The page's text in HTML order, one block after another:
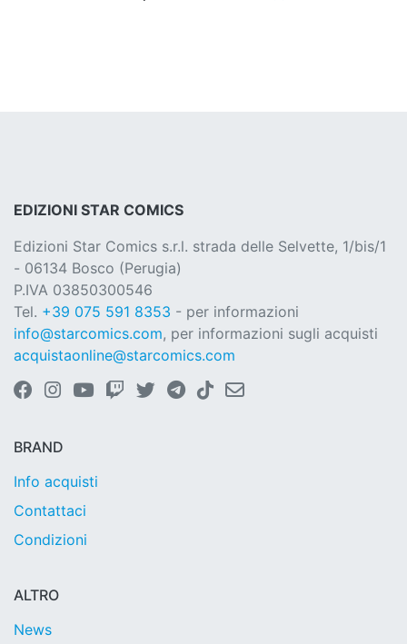
EDIZIONI STAR COMICS
Edizioni Star Comics s.r.l. strada delle Selvette, 1/bis/1
- 06134 Bosco (Perugia)
P.IVA 03850300546
Tel. +39 075 591 8353 - per informazioni
info@starcomics.com, per informazioni sugli acquisti
acquistaonline@starcomics.com
BRAND
Info acquisti
Contattaci
Condizioni
ALTRO
News